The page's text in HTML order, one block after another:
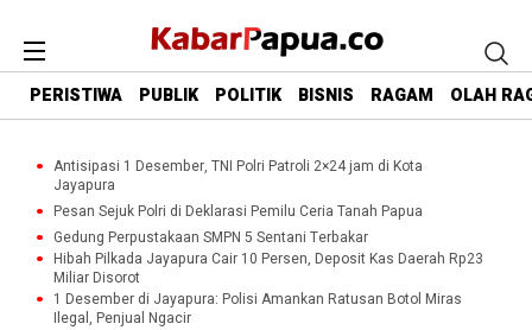
PERISTIWA PUBLIK POLITIK BISNIS RAGAM OLAH
Antisipasi 1 Desember, TNI Polri Patroli 2×24 jam di Kota
Jayapura
Pesan Sejuk Polri di Deklarasi Pemilu Ceria Tanah Papua
Gedung Perpustakaan SMPN 5 Sentani Terbakar
Hibah Pilkada Jayapura Cair 10 Persen, Deposit Kas Daerah Rp23
Miliar Disorot
1 Desember di Jayapura: Polisi Amankan Ratusan Botol Miras
Ilegal, Penjual Ngacir